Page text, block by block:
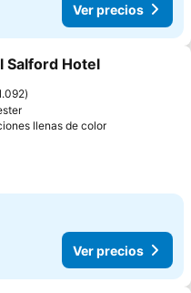
Ver precios
a favoritos
Salford Hotel
llenas de color
Ver precios